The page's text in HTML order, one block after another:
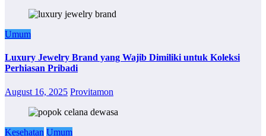
Umum
Luxury Jewelry Brand yang Wajib Dimiliki untuk Koleksi
Perhiasan Pribadi
August 16, 2025 Provitamon
Kesehatan Umum